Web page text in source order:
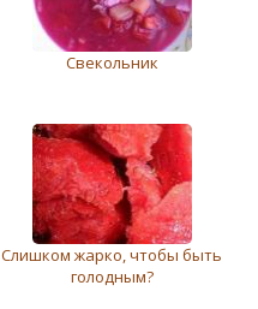
Свекольник
Слишком жарко, чтобы быть
голодным?